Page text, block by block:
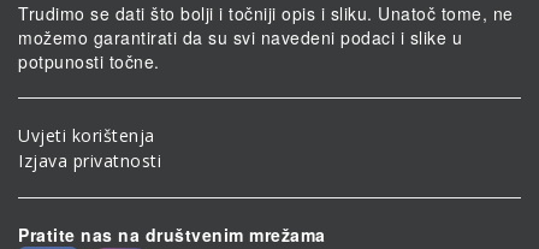
Trudimo se dati što bolji i točniji opis i sliku. Unatoč tome, ne
možemo garantirati da su svi navedeni podaci i slike u
potpunosti točne.
Uvjeti korištenja
Izjava privatnosti
Pratite nas na društvenim mrežama